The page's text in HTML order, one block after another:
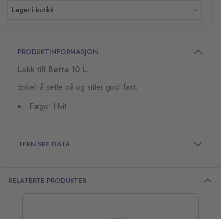
Lager i butikk
PRODUKTINFORMASJON
Lokk till Bøtte 10 L.
Enkelt å sette på og sitter godt fast.
Farge: Hvit
TEKNISKE DATA
RELATERTE PRODUKTER